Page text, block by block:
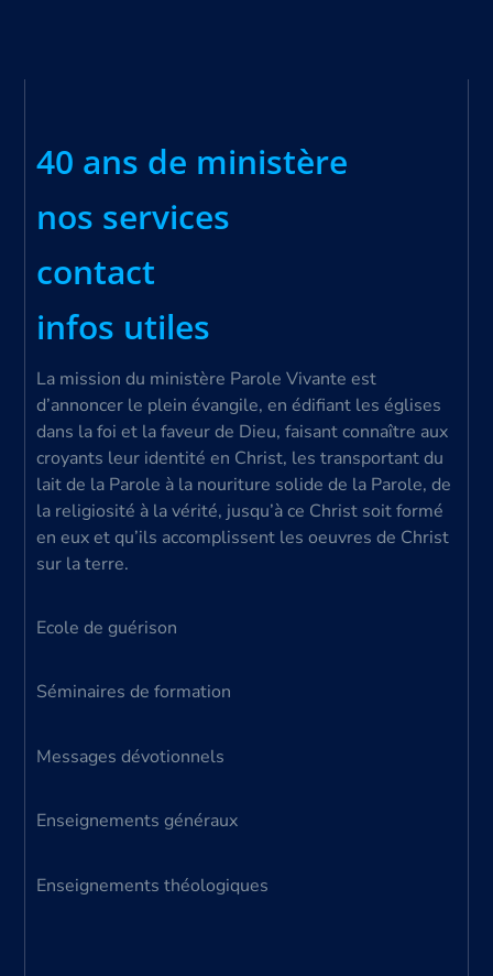
40 ans de ministère
nos services
contact
infos utiles
La mission du ministère Parole Vivante est
d’annoncer le plein évangile, en édifiant les églises
dans la foi et la faveur de Dieu, faisant connaître aux
croyants leur identité en Christ, les transportant du
lait de la Parole à la nouriture solide de la Parole, de
la religiosité à la vérité, jusqu’à ce Christ soit formé
en eux et qu’ils accomplissent les oeuvres de Christ
sur la terre.
Ecole de guérison
Séminaires de formation
Messages dévotionnels
Enseignements généraux
Enseignements théologiques